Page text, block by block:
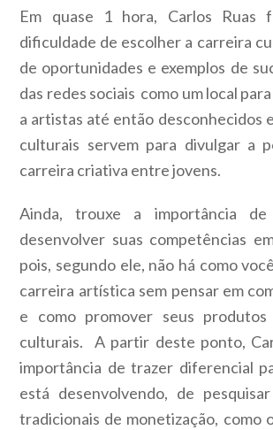
Em quase 1 hora, Carlos Ruas
dificuldade de escolher a carreira
de oportunidades e exemplos de
das redes sociais como um local
a artistas até então desconhecidos
culturais servem para divulgar a
carreira criativa entre jovens.
Ainda, trouxe a importância
desenvolver suas competências
pois, segundo ele, não há como
carreira artística sem pensar em
e como promover seus
culturais. A partir deste ponto,
importância de trazer diferencial
está desenvolvendo, de
tradicionais de monetização, como